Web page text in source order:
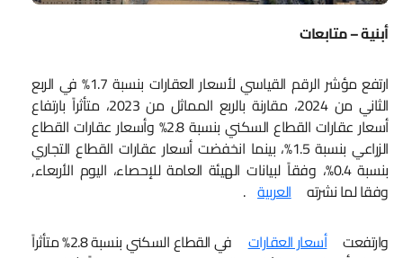
أبنية – متابعات
ارتفع مؤشر الرقم القياسي لأسعار العقارات بنسبة 1.7% في الربع
الثاني من 2024، مقارنة بالربع المماثل من 2023، متأثراً بارتفاع
أسعار عقارات القطاع السكني بنسبة 2.8% وأسعار عقارات القطاع
الزراعي بنسبة 1.5%، بينما انخفضت أسعار عقارات القطاع التجاري
بنسبة 0.4%، وفقاً لبيانات الهيئة العامة للإحصاء، اليوم الأربعاء,
وفقا لما نشرته العربية .
وارتفعت أسعار العقارات
في القطاع السكني بنسبة 2.8% متأثراً